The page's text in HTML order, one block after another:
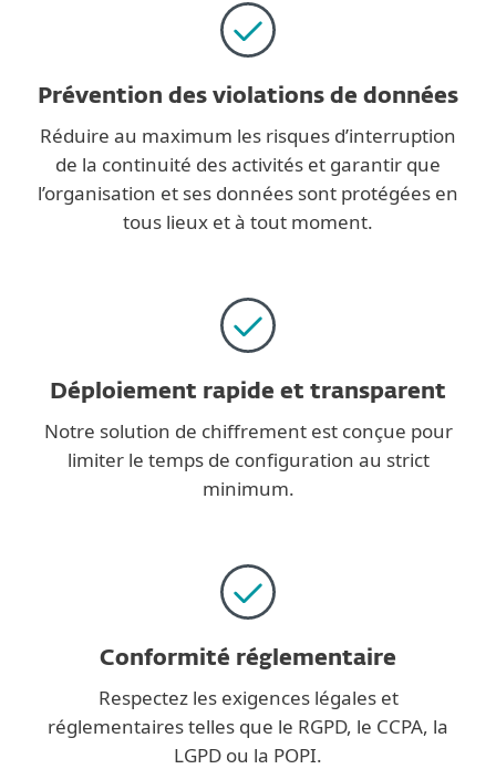
Prévention des violations de données
Réduire au maximum les risques d’interruption
de la continuité des activités et garantir que
l’organisation et ses données sont protégées en
tous lieux et à tout moment.
Déploiement rapide et transparent
Notre solution de chiffrement est conçue pour
limiter le temps de configuration au strict
minimum.
Conformité réglementaire
Respectez les exigences légales et
réglementaires telles que le RGPD, le CCPA, la
LGPD ou la POPI.